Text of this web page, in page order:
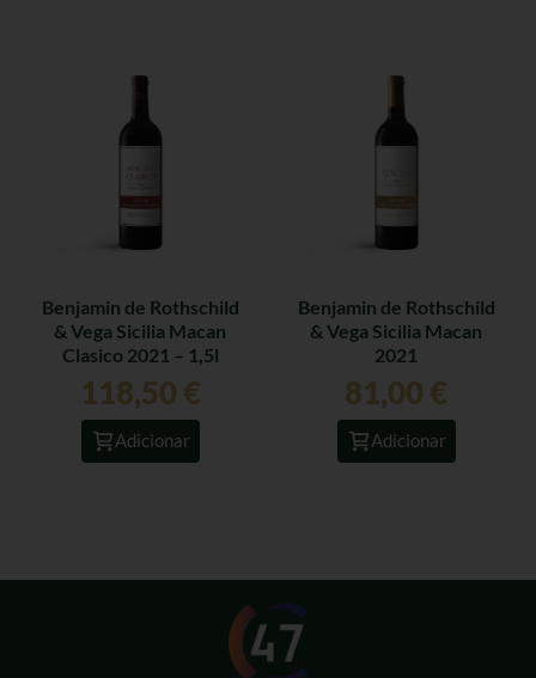
Benjamin de Rothschild
& Vega Sicilia Macan
Clasico 2021 – 1,5l
118,50 €
Adicionar
Benjamin de Rothschild
& Vega Sicilia Macan
2021
81,00 €
Adicionar